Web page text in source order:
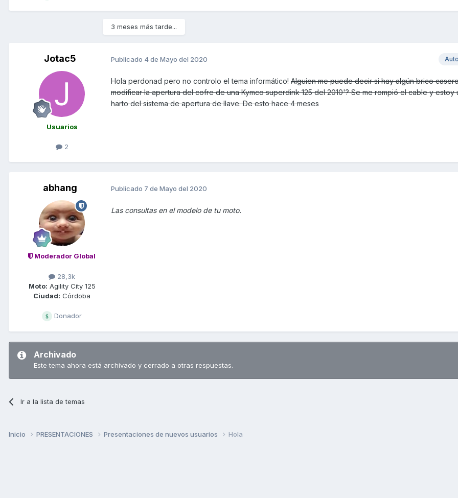
3 meses más tarde...
Jotac5
Usuarios
2
Publicado 4 de Mayo del 2020
Hola perdonad pero no controlo el tema informático! Alguien me puede decir si hay algún brico
modificar la apertura del cofre de una Kymco superdink 125 del 2010'? Se me rompió el cable y estoy
harto del sistema de apertura de llave. De esto hace 4 meses
abhang
Moderador Global
28,3k
Moto: Agility City 125
Ciudad: Córdoba
Donador
Publicado 7 de Mayo del 2020
Las consultas en el modelo de tu moto.
Archivado
Este tema ahora está archivado y cerrado a otras respuestas.
Ir a la lista de temas
Inicio PRESENTACIONES Presentaciones de nuevos usuarios Hola